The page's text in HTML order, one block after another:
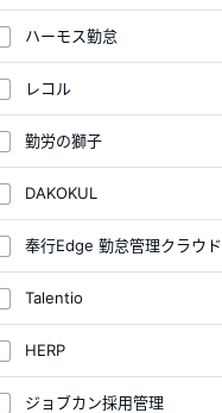
ハーモス勤怠
レコル
勤労の獅子
DAKOKUL
奉行Edge 勤怠管理クラウド
Talentio
HERP
ジョブカン採用管理